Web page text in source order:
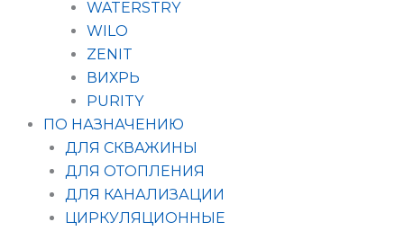
WATERSTRY
WILO
ZENIT
ВИХРЬ
PURITY
ПО НАЗНАЧЕНИЮ
ДЛЯ СКВАЖИНЫ
ДЛЯ ОТОПЛЕНИЯ
ДЛЯ КАНАЛИЗАЦИИ
ЦИРКУЛЯЦИОННЫЕ